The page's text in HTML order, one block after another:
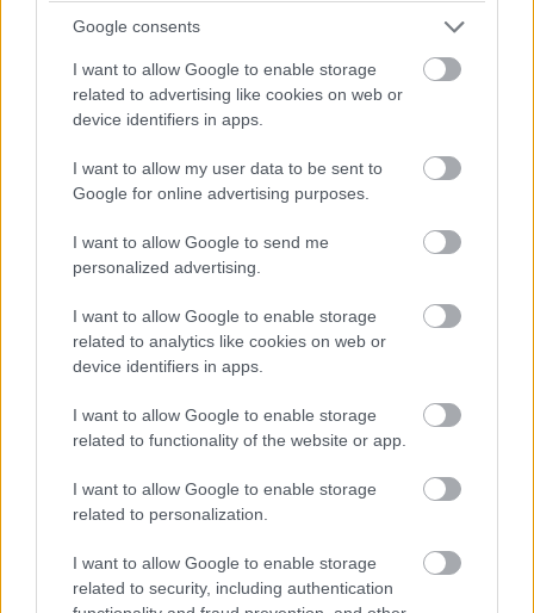
Google consents
I want to allow Google to enable storage
related to advertising like cookies on web or
device identifiers in apps.
I want to allow my user data to be sent to
Google for online advertising purposes.
I want to allow Google to send me
personalized advertising.
I want to allow Google to enable storage
related to analytics like cookies on web or
device identifiers in apps.
I want to allow Google to enable storage
related to functionality of the website or app.
I want to allow Google to enable storage
related to personalization.
I want to allow Google to enable storage
related to security, including authentication
Kicsit mintha a spielbergi hajrát láthattuk volna
pepitában, Norris nagyon próbálkozott, de
nem talált fogást a hollandon, míg végül a
pályán kívül előzött, miután Verstappen a
sportszerűség határait legalábbis súroló
viszont az ő oldalán álltak, így Norris kapott
büntetést, ami riválisával szemben hat
Eredmény: 4. hely (12 pont)
Különbség: 3 pont (Verstappenhez képest 6